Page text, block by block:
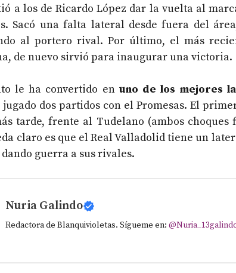
a los de Ricardo López dar la vuelta al
Sacó una falta lateral desde fuera del
al portero rival. Por último, el más
de nuevo sirvió para inaugurar una victoria.
le ha convertido en uno de los mejores
dos partidos con el Promesas. El
tarde, frente al Tudelano (ambos
claro es que el Real Valladolid tiene un
guerra a sus rivales.
Nuria Galindo
Redactora de Blanquivioletas. Sígueme en: